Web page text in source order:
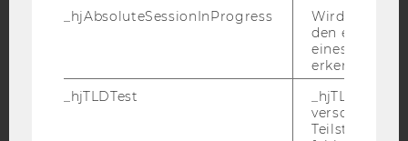
BARRIEREFREIHEITSERKLÄRUNG WEBSEITE
_hjAbsoluteSessionInProgress
Wird
den ersten
eines
erkennen.
_hjTLDTest
_hjTLDTest-
verschiedene
Teilstrings,